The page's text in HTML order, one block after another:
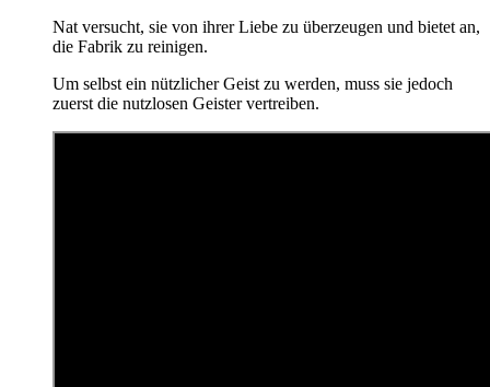
Nat versucht, sie von ihrer Liebe zu überzeugen und bietet an,
die Fabrik zu reinigen.
Um selbst ein nützlicher Geist zu werden, muss sie jedoch
zuerst die nutzlosen Geister vertreiben.